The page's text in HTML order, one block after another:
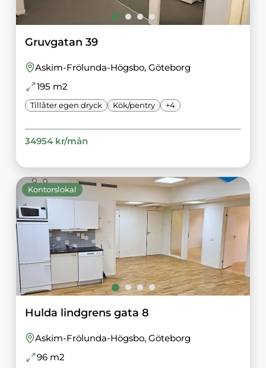
Gruvgatan 39
Askim-Frölunda-Högsbo, Göteborg
195 m2
Tillåter egen dryck Kök/pentry +4
34954kr/mån
Kontorslokal
Hulda lindgrens gata 8
Askim-Frölunda-Högsbo, Göteborg
96m2